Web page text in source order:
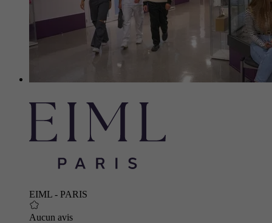
EIML - PARIS
Aucun avis